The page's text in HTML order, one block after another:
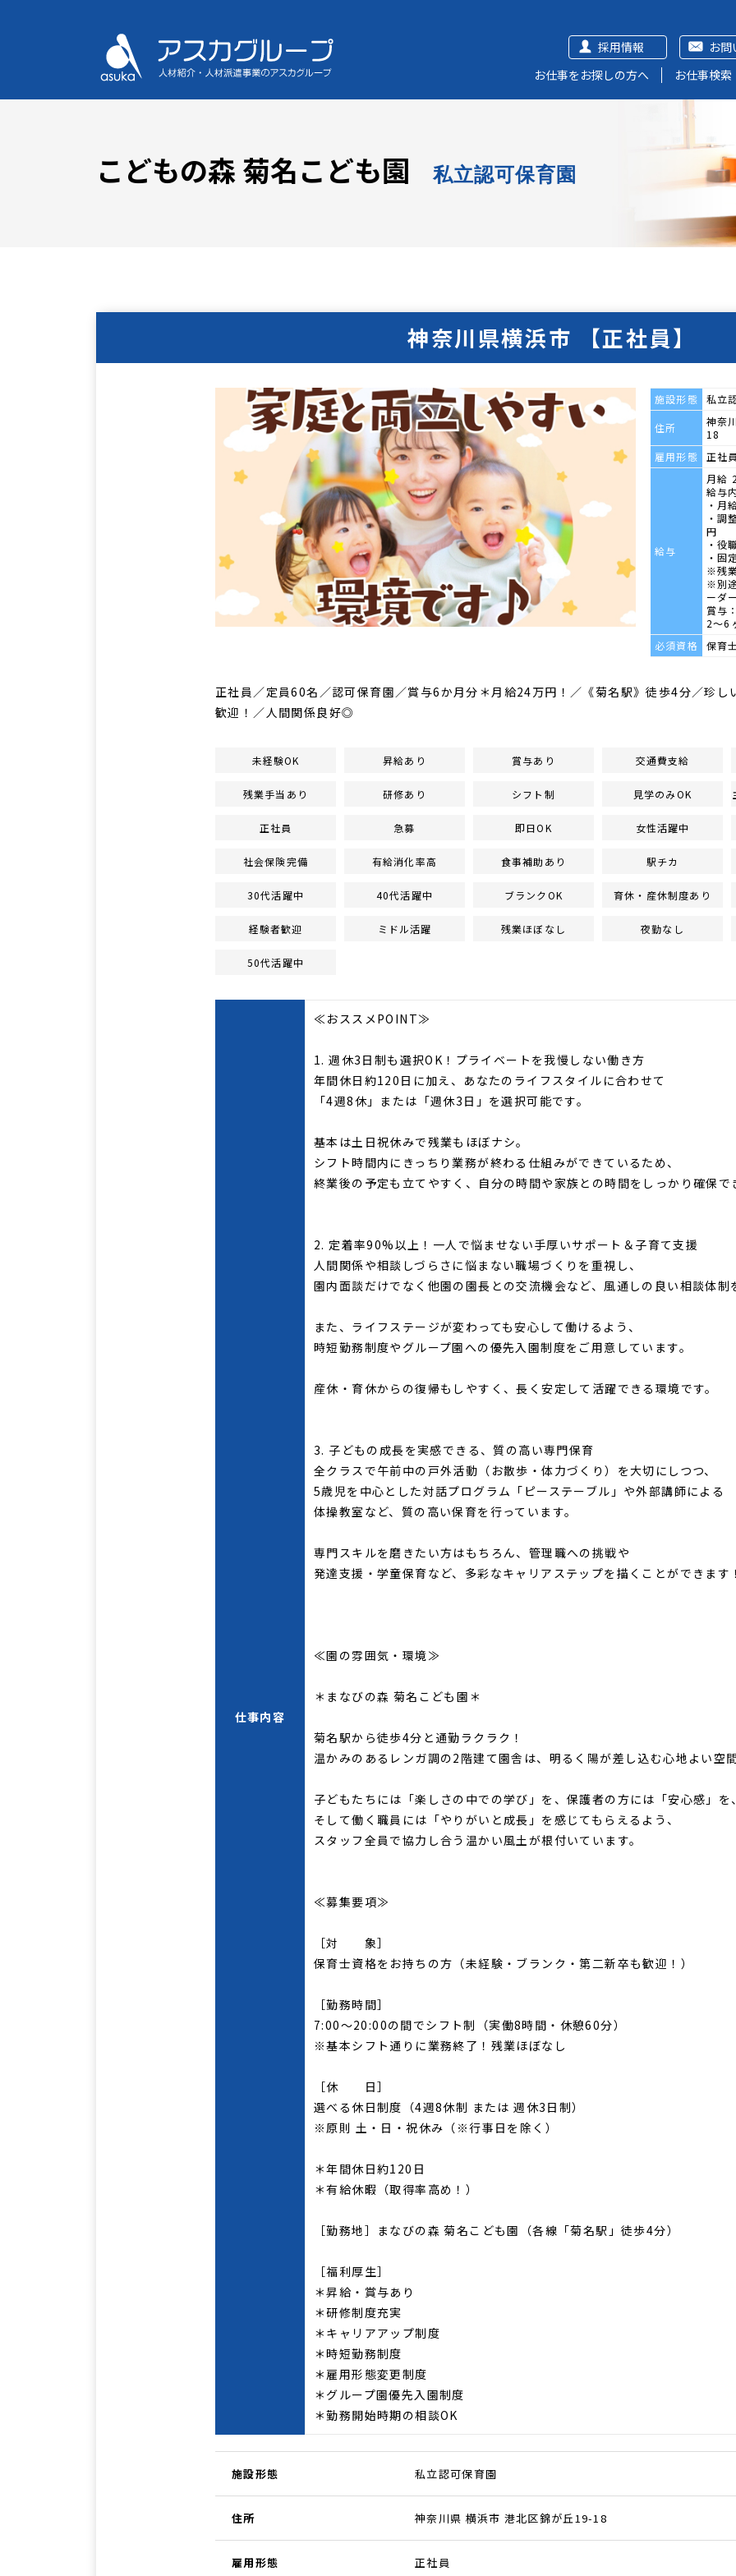
お問
採用情報
お仕事をお探しの方へ
お仕事検索
こどもの森 菊名こども園 私立認可保育園
神奈川県横浜市 【正社員】
施設形態 私立
住所
神奈
18
雇用形態
正社員
給与
月給
給与
・
・調
円
・役
・固
※残
※別
ーダ
賞与
2～6
必須資格
保育士
正社員／定員60名／認可保育園／賞与6か月分＊月給24万円！／《菊名駅》徒歩4分／珍
歓迎！／人間関係良好◎
未経験OK 昇給あり 賞与あり 交通費支給
残業手当あり 研修あり シフト制 見学のみOK
正社員 急募 即日OK 女性活躍中
社会保険完備 有給消化率高 食事補助あり 駅チカ
30代活躍中 40代活躍中 ブランクOK 育休・産休制度あり
経験者歓迎 ミドル活躍 残業ほぼなし 夜勤なし
50代活躍中
仕事内容
≪おススメPOINT≫
1. 週休3日制も選択OK！プライベートを我慢しない働き方
年間休日約120日に加え、あなたのライフスタイルに合わせて
「4週8休」または「週休3日」を選択可能です。
基本は土日祝休みで残業もほぼナシ。
シフト時間内にきっちり業務が終わる仕組みができているため、
終業後の予定も立てやすく、自分の時間や家族との時間をしっかり確保で
2. 定着率90%以上！一人で悩ませない手厚いサポート＆子育て支援
人間関係や相談しづらさに悩まない職場づくりを重視し、
園内面談だけでなく他園の園長との交流機会など、風通しの良い相談体制
また、ライフステージが変わっても安心して働けるよう、
時短勤務制度やグループ園への優先入園制度をご用意しています。
産休・育休からの復帰もしやすく、長く安定して活躍できる環境です。
3. 子どもの成長を実感できる、質の高い専門保育
全クラスで午前中の戸外活動（お散歩・体力づくり）を大切にしつつ、
5歳児を中心とした対話プログラム「ピーステーブル」や外部講師による
体操教室など、質の高い保育を行っています。
専門スキルを磨きたい方はもちろん、管理職への挑戦や
発達支援・学童保育など、多彩なキャリアステップを描くことができます！
≪園の雰囲気・環境≫
＊まなびの森 菊名こども園＊
菊名駅から徒歩4分と通勤ラクラク！
温かみのあるレンガ調の2階建て園舎は、明るく陽が差し込む心地よい空間
子どもたちには「楽しさの中での学び」を、保護者の方には「安心感」を、
そして働く職員には「やりがいと成長」を感じてもらえるよう、
スタッフ全員で協力し合う温かい風土が根付いています。
≪募集要項≫
［対 象］
保育士資格をお持ちの方（未経験・ブランク・第二新卒も歓迎！）
［勤務時間］
7:00〜20:00の間でシフト制（実働8時間・休憩60分）
※基本シフト通りに業務終了！残業ほぼなし
［休 日］
選べる休日制度（4週8休制 または 週休3日制）
※原則 土・日・祝休み（※行事日を除く）
＊年間休日約120日
＊有給休暇（取得率高め！）
［勤務地］まなびの森 菊名こども園（各線「菊名駅」徒歩4分）
［福利厚生］
＊昇給・賞与あり
＊研修制度充実
＊キャリアアップ制度
＊時短勤務制度
＊雇用形態変更制度
＊グループ園優先入園制度
＊勤務開始時期の相談OK
施設形態 私立認可保育園
住所 神奈川県 横浜市 港北区錦が丘19-18
雇用形態 正社員